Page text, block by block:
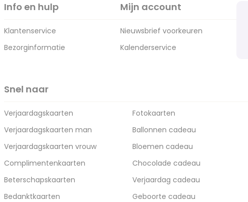
Info en hulp
Klantenservice
Bezorginformatie
Mijn account
Nieuwsbrief voorkeuren
Kalenderservice
Snel naar
Verjaardagskaarten
Verjaardagskaarten man
Verjaardagskaarten vrouw
Complimentenkaarten
Beterschapskaarten
Bedanktkaarten
Fotokaarten
Ballonnen cadeau
Bloemen cadeau
Chocolade cadeau
Verjaardag cadeau
Geboorte cadeau